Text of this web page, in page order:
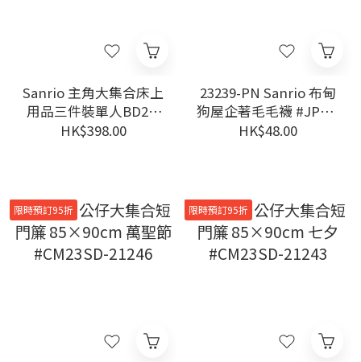
Sanrio 主角大集合床上
用品三件裝單人BD24-
SS-22-207-60
HK$398.00
23239-PN Sanrio 布甸
狗屋企著毛毛襪 #JP23-
330092
HK$48.00
限時預訂95折 限時預訂95折